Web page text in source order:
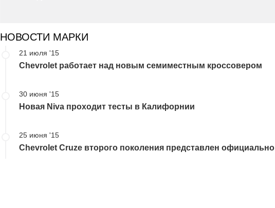
НОВОСТИ МАРКИ
21 июля '15
Chevrolet работает над новым семиместным кроссовером
30 июня '15
Новая Niva проходит тесты в Калифорнии
25 июня '15
Chevrolet Cruze второго поколения представлен официально